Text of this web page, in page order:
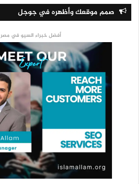
صمم موقعك وأظهره في جوجل
أفضل خبراء السيو في مصر